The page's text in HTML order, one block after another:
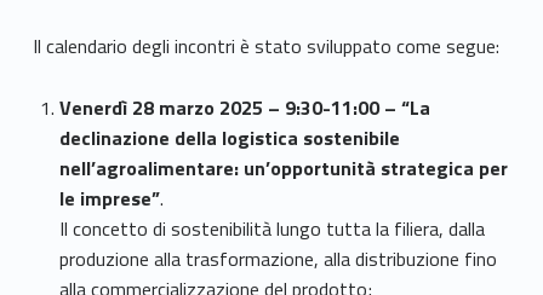
Il calendario degli incontri è stato sviluppato come segue:
Venerdì 28 marzo 2025 – 9:30-11:00 – “La
declinazione della logistica sostenibile
nell’agroalimentare: un’opportunità strategica per
le imprese”.
Il concetto di sostenibilità lungo tutta la filiera, dalla
produzione alla trasformazione, alla distribuzione fino
alla commercializzazione del prodotto;